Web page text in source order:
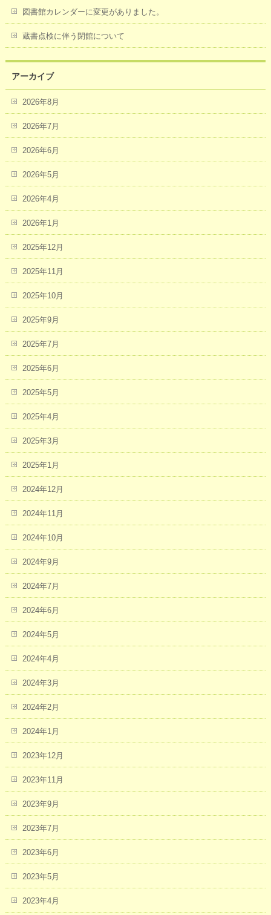
図書館カレンダーに変更がありました。
蔵書点検に伴う閉館について
アーカイブ
2026年8月
2026年7月
2026年6月
2026年5月
2026年4月
2026年1月
2025年12月
2025年11月
2025年10月
2025年9月
2025年7月
2025年6月
2025年5月
2025年4月
2025年3月
2025年1月
2024年12月
2024年11月
2024年10月
2024年9月
2024年7月
2024年6月
2024年5月
2024年4月
2024年3月
2024年2月
2024年1月
2023年12月
2023年11月
2023年9月
2023年7月
2023年6月
2023年5月
2023年4月